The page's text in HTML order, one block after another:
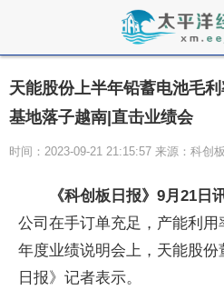
天能股份上半年铅蓄电池毛
基地落子越南|直击业绩会
时间：2023-09-21 21:15:57 来源：科创
《科创板日报》9月21日
公司在手订单充足，产能利用
年度业绩说明会上，天能股
日报》记者表示。